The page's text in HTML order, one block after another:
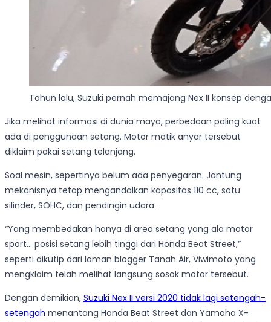
Tahun lalu, Suzuki pernah memajang Nex II konsep
Jika melihat informasi di dunia maya, perbedaan paling kuat
ada di penggunaan setang. Motor matik anyar tersebut
diklaim pakai setang telanjang.
Soal mesin, sepertinya belum ada penyegaran. Jantung
mekanisnya tetap mengandalkan kapasitas 110 cc, satu
silinder, SOHC, dan pendingin udara.
“Yang membedakan hanya di area setang yang ala motor
sport… posisi setang lebih tinggi dari Honda Beat Street,”
seperti dikutip dari laman blogger Tanah Air, Viwimoto yang
mengklaim telah melihat langsung sosok motor tersebut.
Dengan demikian, Suzuki Nex II versi 2020 tidak lagi setengah-
setengah menantang Honda Beat Street dan Yamaha X-